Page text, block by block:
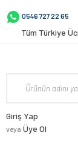
0546 727 22 65
Tüm Türkiye
Giriş Yap
veya Üye Ol